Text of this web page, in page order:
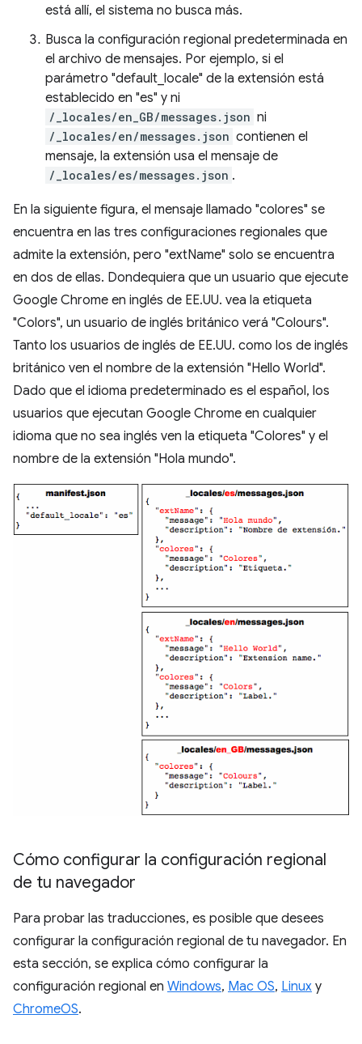
está allí, el sistema no busca más.
Busca la configuración regional predeterminada en
el archivo de mensajes. Por ejemplo, si el
parámetro "default_locale" de la extensión está
establecido en "es" y ni
/_locales/en_GB/messages.json ni
/_locales/en/messages.json contienen el
mensaje, la extensión usa el mensaje de
/_locales/es/messages.json .
En la siguiente figura, el mensaje llamado "colores" se
encuentra en las tres configuraciones regionales que
admite la extensión, pero "extName" solo se encuentra
en dos de ellas. Dondequiera que un usuario que ejecute
Google Chrome en inglés de EE.UU. vea la etiqueta
"Colors", un usuario de inglés británico verá "Colours".
Tanto los usuarios de inglés de EE.UU. como los de inglés
británico ven el nombre de la extensión "Hello World".
Dado que el idioma predeterminado es el español, los
usuarios que ejecutan Google Chrome en cualquier
idioma que no sea inglés ven la etiqueta "Colores" y el
nombre de la extensión "Hola mundo".
Cómo configurar la configuración regional
de tu navegador
Para probar las traducciones, es posible que desees
configurar la configuración regional de tu navegador. En
esta sección, se explica cómo configurar la
configuración regional en Windows, Mac OS, Linux y
ChromeOS.